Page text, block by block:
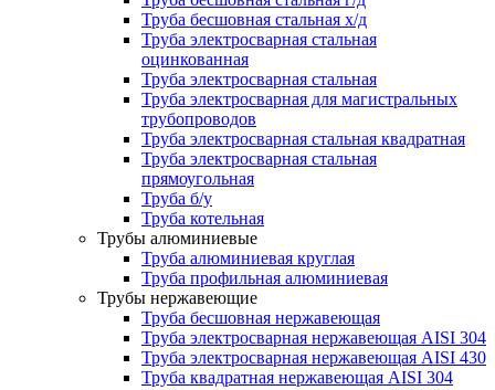
Труба бесшовная стальная х/д
Труба электросварная стальная
оцинкованная
Труба электросварная стальная
Труба электросварная для магистральных
трубопроводов
Труба электросварная стальная квадратная
Труба электросварная стальная
прямоугольная
Труба б/у
Труба котельная
Трубы алюминиевые
Труба алюминиевая круглая
Труба профильная алюминиевая
Трубы нержавеющие
Труба бесшовная нержавеющая
Труба электросварная нержавеющая AISI 304
Труба электросварная нержавеющая AISI 430
Труба квадратная нержавеющая AISI 304